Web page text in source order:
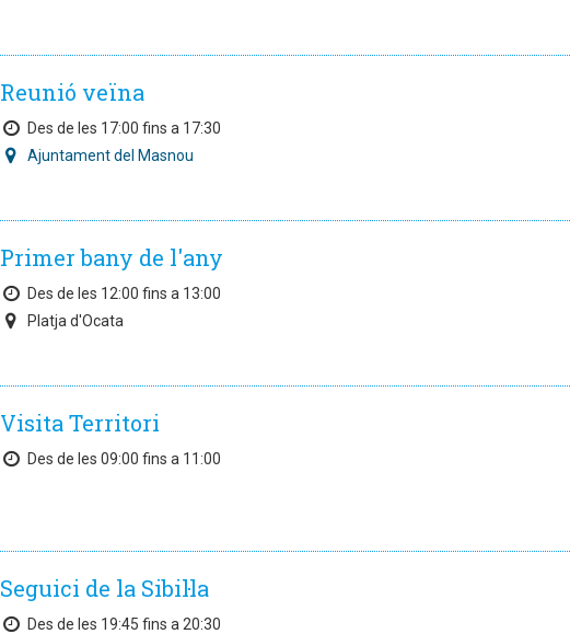
Reunió veïna
Des de les 17:00 fins a 17:30
Ajuntament del Masnou
Primer bany de l'any
Des de les 12:00 fins a 13:00
Platja d'Ocata
Visita Territori
Des de les 09:00 fins a 11:00
Seguici de la Sibil·la
Des de les 19:45 fins a 20:30